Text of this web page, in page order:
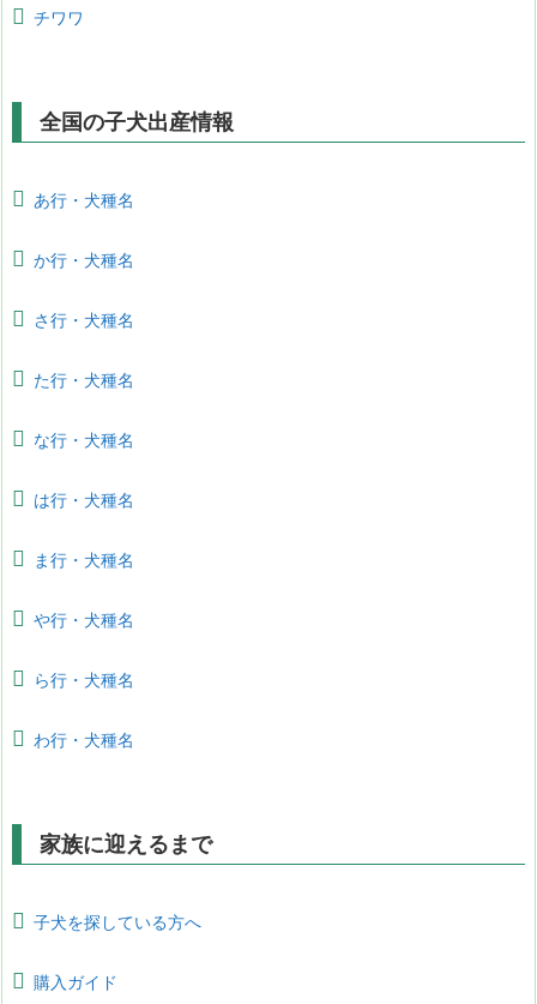
チワワ
全国の子犬出産情報
あ行・犬種名
か行・犬種名
さ行・犬種名
た行・犬種名
な行・犬種名
は行・犬種名
ま行・犬種名
や行・犬種名
ら行・犬種名
わ行・犬種名
家族に迎えるまで
子犬を探している方へ
購入ガイド